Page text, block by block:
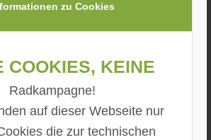
zu Cookies
Cookies, keine
Radkampagne!
auf dieser Webseite nur
die zur technischen